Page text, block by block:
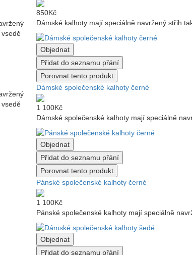
850Kč
Dámské kalhoty mají speciálně navržený střih
Objednat
Přidat do seznamu přání
Porovnat tento produkt
Dámské společenské kalhoty černé
1 100Kč
Dámské společenské kalhoty mají speciálně
Objednat
Přidat do seznamu přání
Porovnat tento produkt
Pánské společenské kalhoty černé
1 100Kč
Pánské společenské kalhoty mají speciálně
Objednat
Přidat do seznamu přání